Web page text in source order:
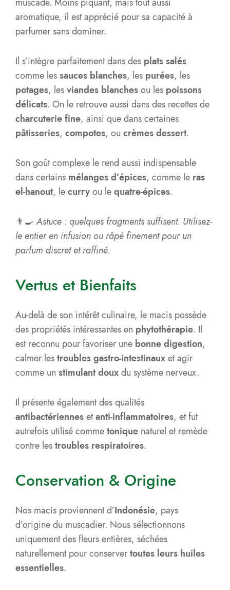
aromatique, il est apprécié pour sa capacité à
parfumer sans dominer.
Il s’intègre parfaitement dans des plats salés
comme lessauces blanches, les purées, les
potages, lesviandes blanchesou les poissons
délicats. On le retrouve aussi dans des recettes de
charcuterie fine, ainsi que dans certaines
pâtisseries, compotes, ou crèmes dessert.
Son goût complexe le rend aussi indispensable
dans certains mélanges d’épices, comme le ras
el-hanout, lecurryou lequatre-épices.
👨‍🍳Astuce : quelques fragments suffisent. Utilisez-
le entier en infusion ou râpé finement pour un
parfum discret et raffiné.
Vertus et Bienfaits
Au-delà de son intérêt culinaire, le macis possède
des propriétés intéressantes en phytothérapie. Il
est reconnu pour favoriser une bonne digestion,
calmer lestroubles gastro-intestinauxet agir
comme un stimulant douxdu système nerveux.
Il présente également des qualités
antibactériennesetanti-inflammatoires, et fut
autrefois utilisé commetonique naturel et remède
contre lestroubles respiratoires.
Conservation & Origine
Nos macis proviennent d’Indonésie, pays
d’origine du muscadier. Nous sélectionnons
uniquement des fleurs entières, séchées
naturellement pour conservertoutes leurs huiles
essentielles.